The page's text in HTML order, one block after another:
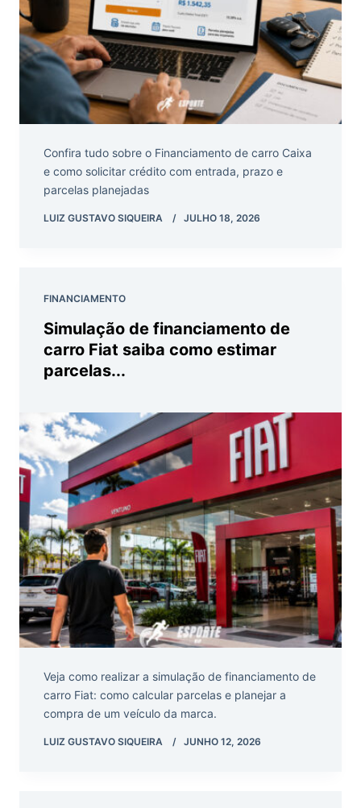
Confira tudo sobre o Financiamento de carro Caixa
e como solicitar crédito com entrada, prazo e
parcelas planejadas
LUIZ GUSTAVO SIQUEIRA JULHO 18, 2026
FINANCIAMENTO
Simulação de financiamento de
carro Fiat saiba como estimar
parcelas...
Veja como realizar a simulação de financiamento de
carro Fiat: como calcular parcelas e planejar a
compra de um veículo da marca.
LUIZ GUSTAVO SIQUEIRA JUNHO 12, 2026